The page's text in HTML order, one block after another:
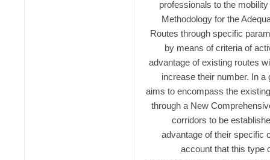
professionals to the
Methodology for the
Routes through specific
by means of criteria of
advantage of existing routes
increase their number. In a
aims to encompass the
through a New
corridors to be
advantage of their specific
account that this type